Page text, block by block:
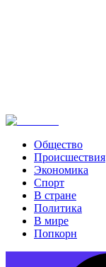
Общество
Происшествия
Экономика
Спорт
В стране
Политика
В мире
Попкорн